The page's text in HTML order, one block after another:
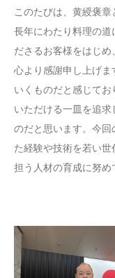
このたびは、黄綬褒章
長年にわたり料理の道
ださるお客様をはじめ
心より感謝申し上げま
いくものだと感じて
いただける一皿を追
のだと思います。今回
た経験や技術を若い
担う人材の育成に努め